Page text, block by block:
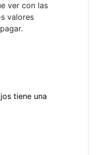
ver con las
valores